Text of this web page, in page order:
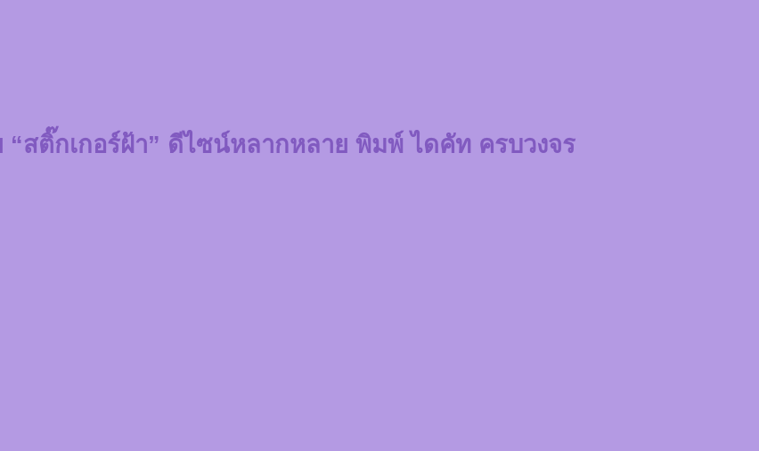
“สติ๊กเกอร์ฝ้า” ดีไซน์หลากหลาย พิมพ์ ไดคัท ครบวงจร